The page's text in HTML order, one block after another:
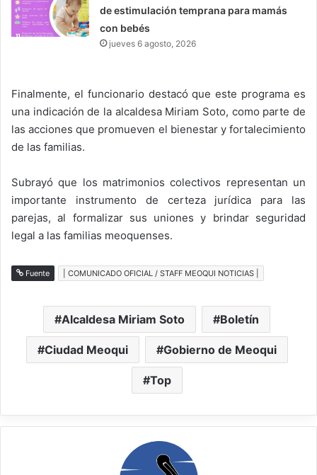
de estimulación temprana para mamás
con bebés
jueves 6 agosto, 2026
Finalmente, el funcionario destacó que este programa es
una indicación de la alcaldesa Miriam Soto, como parte de
las acciones que promueven el bienestar y fortalecimiento
de las familias.
Subrayó que los matrimonios colectivos representan un
importante instrumento de certeza jurídica para las
parejas, al formalizar sus uniones y brindar seguridad
legal a las familias meoquenses.
Fuente | COMUNICADO OFICIAL / STAFF MEOQUI NOTICIAS |
Alcaldesa Miriam Soto Boletín
Ciudad Meoqui Gobierno de Meoqui
Top